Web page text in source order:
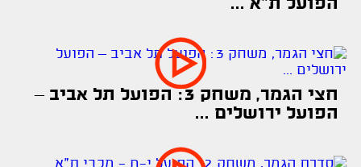
הפועל ת"א ...
חצי הגמר, משחק 3: הפועל תל אביב –
הפועל ירושלים ...